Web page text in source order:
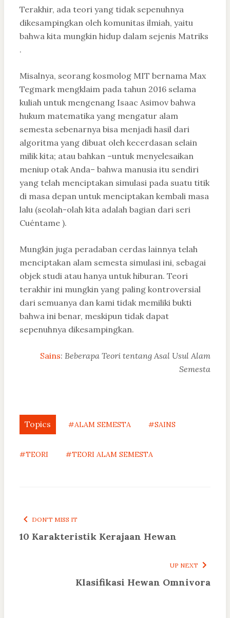
Terakhir, ada teori yang tidak sepenuhnya
dikesampingkan oleh komunitas ilmiah, yaitu
bahwa kita mungkin hidup dalam sejenis Matriks
.
Misalnya, seorang kosmolog MIT bernama Max
Tegmark mengklaim pada tahun 2016 selama
kuliah untuk mengenang Isaac Asimov bahwa
hukum matematika yang mengatur alam
semesta sebenarnya bisa menjadi hasil dari
algoritma yang dibuat oleh kecerdasan selain
milik kita; atau bahkan –untuk menyelesaikan
meniup otak Anda– bahwa manusia itu sendiri
yang telah menciptakan simulasi pada suatu titik
di masa depan untuk menciptakan kembali masa
lalu (seolah-olah kita adalah bagian dari seri
Cuéntame ).
Mungkin juga peradaban cerdas lainnya telah
menciptakan alam semesta simulasi ini, sebagai
objek studi atau hanya untuk hiburan. Teori
terakhir ini mungkin yang paling kontroversial
dari semuanya dan kami tidak memiliki bukti
bahwa ini benar, meskipun tidak dapat
sepenuhnya dikesampingkan.
Sains: Beberapa Teori tentang Asal Usul Alam
Semesta
Topics #ALAM SEMESTA #SAINS
#TEORI #TEORI ALAM SEMESTA
DON'T MISS IT
10 Karakteristik Kerajaan Hewan
UP NEXT
Klasifikasi Hewan Omnivora